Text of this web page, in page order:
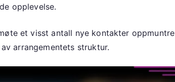
opplevelse.
et visst antall nye kontakter oppmuntre
arrangementets struktur.